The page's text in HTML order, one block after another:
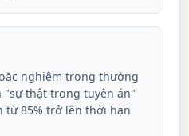
nghiêm trọng thường
"sự thật trong tuyên án"
từ 85% trở lên thời hạn